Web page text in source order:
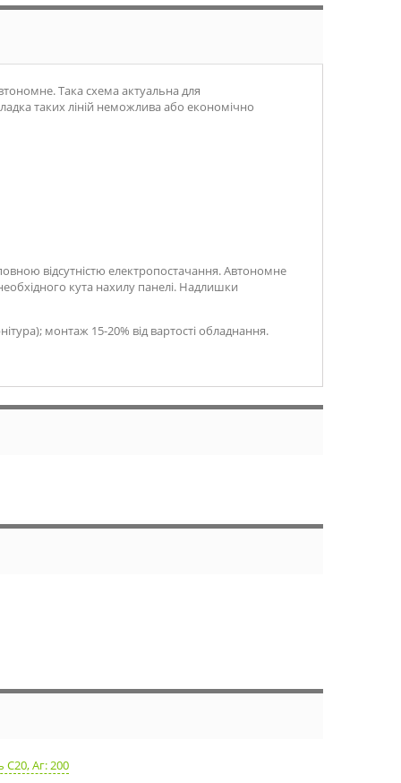
Така схема актуальна для
таких ліній неможлива або економічно
відсутністю електропостачання. Автономне
кута нахилу панелі. Надлишки
монтаж 15-20% від вартості обладнання.
С20, Аг: 200